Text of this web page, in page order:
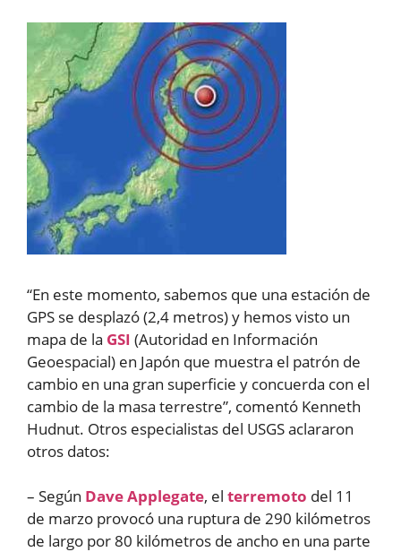
“En este momento, sabemos que una estación de
GPS se desplazó (2,4 metros) y hemos visto un
mapa de la GSI (Autoridad en Información
Geoespacial) en Japón que muestra el patrón de
cambio en una gran superficie y concuerda con el
cambio de la masa terrestre”, comentó Kenneth
Hudnut. Otros especialistas del USGS aclararon
otros datos:
– Según Dave Applegate, el terremoto del 11
de marzo provocó una ruptura de 290 kilómetros
de largo por 80 kilómetros de ancho en una parte